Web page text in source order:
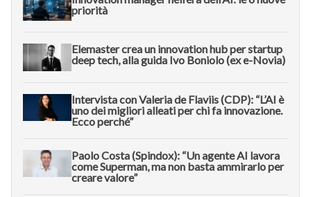
priorità
Elemaster crea un innovation hub per startup
deep tech, alla guida Ivo Boniolo (ex e-Novia)
Intervista con Valeria de Flaviis (CDP): “L’AI è
uno dei migliori alleati per chi fa innovazione.
Ecco perché”
Paolo Costa (Spindox): “Un agente AI lavora
come Superman, ma non basta ammirarlo per
creare valore”